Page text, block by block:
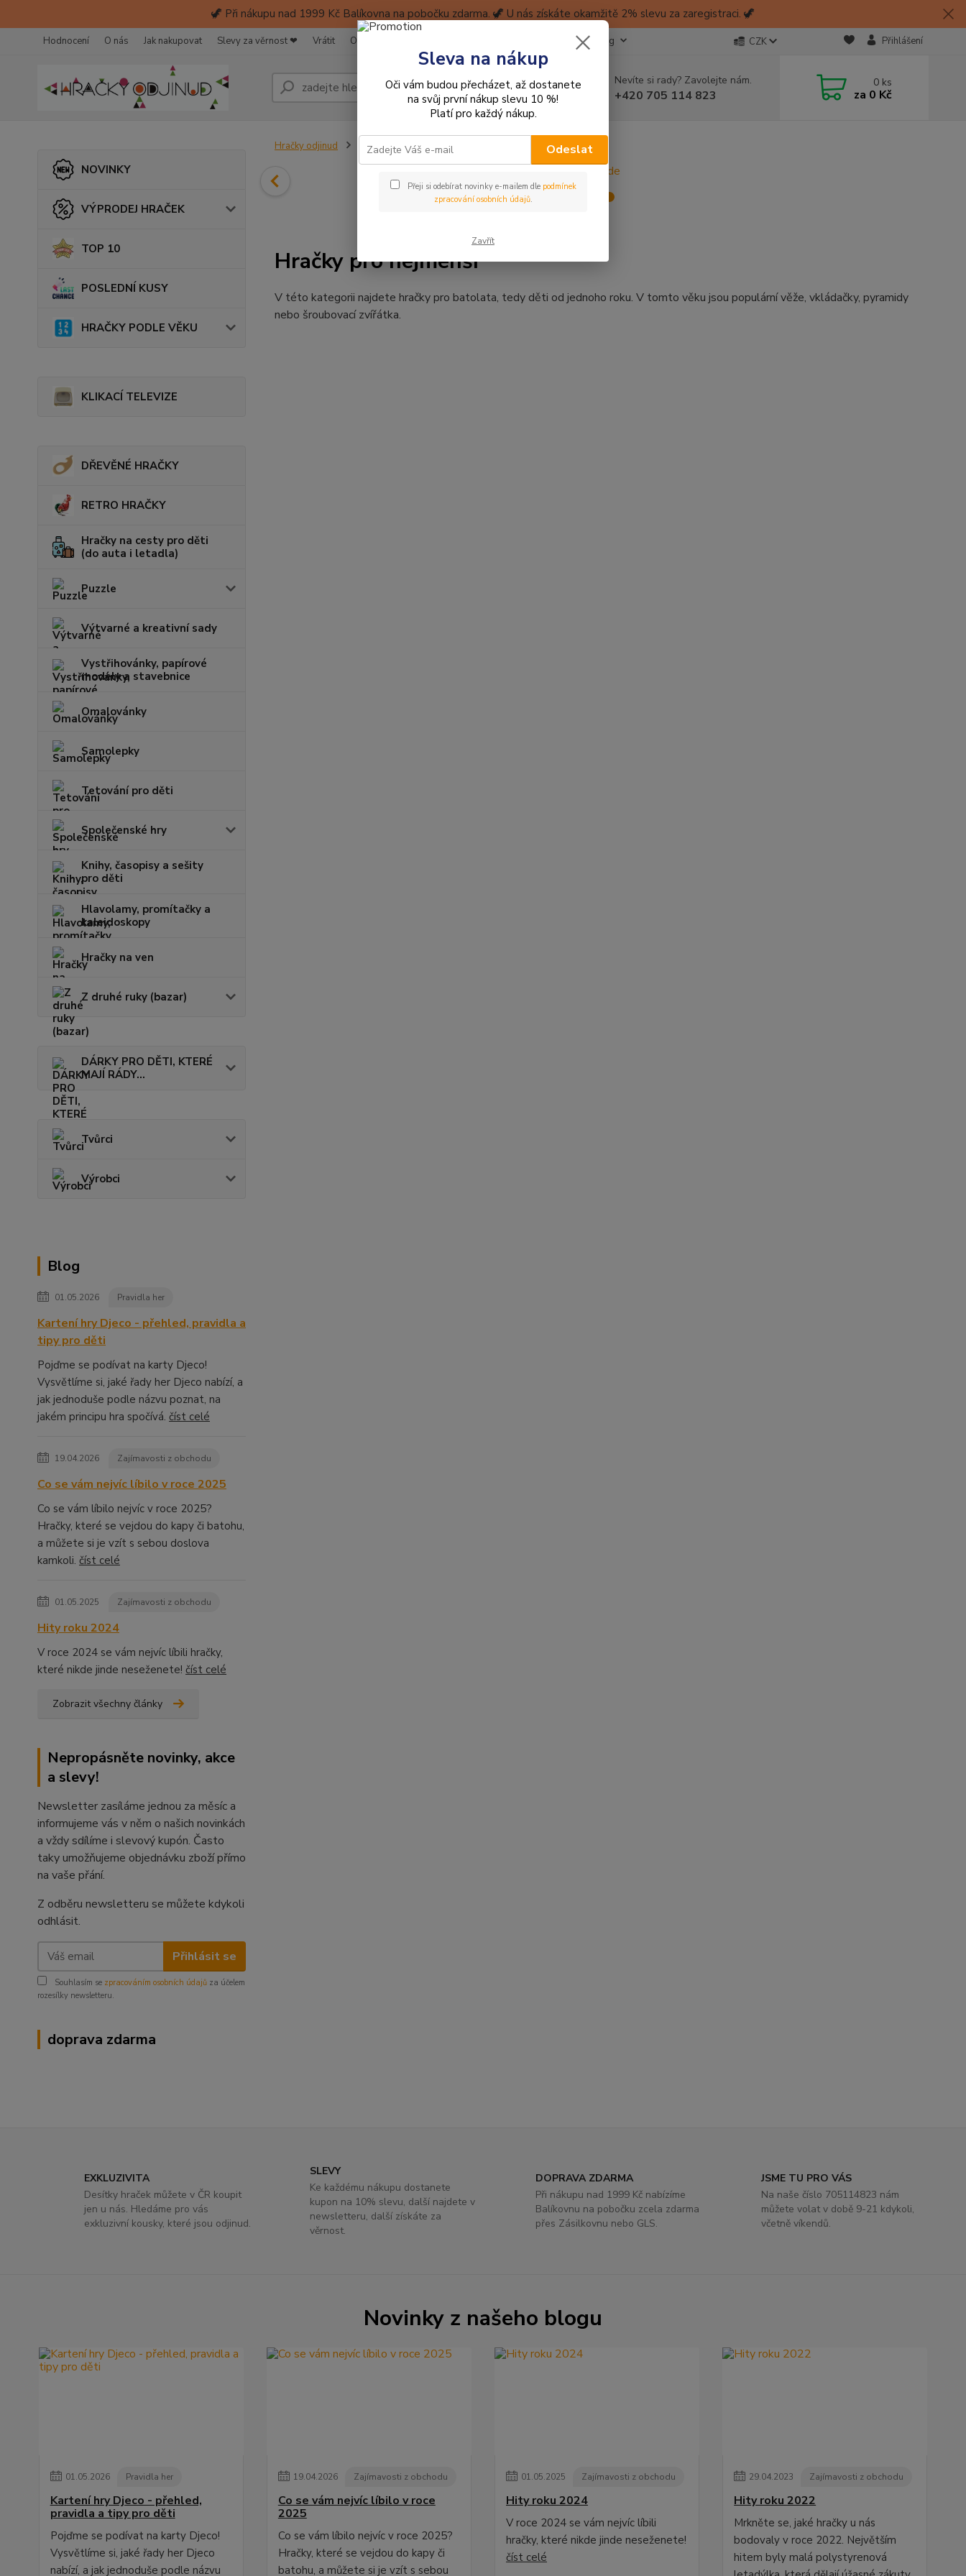
🦖 Při nákupu nad 1999 Kč Balíkovna na pobočku zdarma. 🦖 U nás získáte okamžitě 2% slevu za zaregistraci. 🦖
Hodnocení O nás Jak nakupovat Slevy za věrnost ❤ Vrátit Obchodní podmínky Kontakty Blog CZK Přihlášení
Hledat Nevíte si rady? Zavolejte nám.
+420 705 114 823
0 ks
za 0 Kč
NOVINKY
VÝPRODEJ HRAČEK
TOP 10
POSLEDNÍ KUSY
HRAČKY PODLE VĚKU
KLIKACÍ TELEVIZE
DŘEVĚNÉ HRAČKY
RETRO HRAČKY
Hračky na cesty pro děti
(do auta i letadla)
Puzzle
Výtvarné a kreativní sady
Vystřihovánky, papírové
modely a stavebnice
Omalovánky
Samolepky
Tetování pro děti
Společenské hry
Knihy, časopisy a sešity
pro děti
Hlavolamy, promítačky a
kaleidoskopy
Hračky na ven
Z druhé ruky (bazar)
DÁRKY PRO DĚTI, KTERÉ
MAJÍ RÁDY...
Tvůrci
Výrobci
Blog
01.05.2026 Pravidla her
Kartení hry Djeco - přehled, pravidla a
tipy pro děti
Pojďme se podívat na karty Djeco!
Vysvětlíme si, jaké řady her Djeco nabízí, a
jak jednoduše podle názvu poznat, na
jakém principu hra spočívá. číst celé
19.04.2026 Zajímavosti z obchodu
Co se vám nejvíc líbilo v roce 2025
Co se vám líbilo nejvíc v roce 2025?
Hračky, které se vejdou do kapy či batohu,
a můžete si je vzít s sebou doslova
kamkoli. číst celé
01.05.2025 Zajímavosti z obchodu
Hity roku 2024
V roce 2024 se vám nejvíc líbili hračky,
které nikde jinde neseženete! číst celé
Zobrazit všechny články
Nepropásněte novinky, akce
a slevy!
Newsletter zasíláme jednou za měsíc a
informujeme vás v něm o našich novinkách
a vždy sdílíme i slevový kupón. Často
taky umožňujeme objednávku zboží přímo
na vaše přání.
Z odběru newsletteru se můžete kdykoli
odhlásit.
Přihlásit se
Souhlasím se zpracováním osobních údajů za účelem
rozesílky newsletteru.
doprava zdarma
Hračky odjinud Hračky pro nejmenší
Hračky pro nejmenší
V této kategorii najdete hračky pro batolata, tedy děti od jednoho roku. V tomto věku jsou populární věže, vkládačky, pyramidy
nebo šroubovací zvířátka.
EXKLUZIVITA
Desítky hraček můžete v ČR koupit
jen u nás. Hledáme pro vás
exkluzivní kousky, které jsou odjinud.
SLEVY
Ke každému nákupu dostanete
kupon na 10% slevu, další najdete v
newsletteru, další získáte za
věrnost.
DOPRAVA ZDARMA
Při nákupu nad 1999 Kč nabízíme
Balíkovnu na pobočku zcela zdarma
přes Zásilkovnu nebo GLS.
JSME TU PRO VÁS
Na naše číslo 705114823 nám
můžete volat v době 9-21 kdykoli,
včetně víkendů.
Novinky z našeho blogu
01.05.2026 Pravidla her
Kartení hry Djeco - přehled,
pravidla a tipy pro děti
Pojďme se podívat na karty Djeco!
Vysvětlíme si, jaké řady her Djeco
nabízí, a jak jednoduše podle názvu
19.04.2026 Zajímavosti z obchodu
Co se vám nejvíc líbilo v roce
2025
Co se vám líbilo nejvíc v roce 2025?
Hračky, které se vejdou do kapy či
batohu, a můžete si je vzít s sebou
01.05.2025 Zajímavosti z obchodu
Hity roku 2024
V roce 2024 se vám nejvíc líbili
hračky, které nikde jinde neseženete!
číst celé
29.04.2023 Zajímavosti z obchodu
Hity roku 2022
Mrkněte se, jaké hračky u nás
bodovaly v roce 2022. Největším
hitem byly malá polystyrenová
Sleva na nákup
Oči vám budou přecházet, až dostanete
na svůj první nákup slevu 10 %!
Platí pro každý nákup.
Odeslat
Přeji si odebírat novinky e-mailem dle podmínek
zpracování osobních údajů.
Zavřít